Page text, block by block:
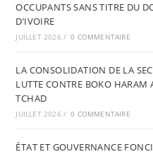
OCCUPANTS SANS TITRE DU
D’IVOIRE
JUILLET 2026 / 0 COMMENTAIRE
LA CONSOLIDATION DE LA
LUTTE CONTRE BOKO HARAM
TCHAD
JUILLET 2026 / 0 COMMENTAIRE
ÉTAT ET GOUVERNANCE